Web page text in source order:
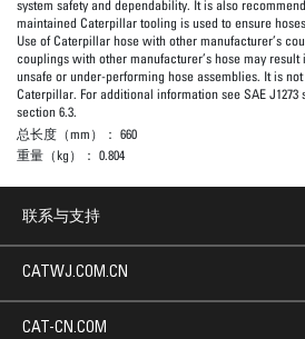
system safety and dependability. It is also
maintained Caterpillar tooling is used to ensure
Use of Caterpillar hose with other manufacturer’s
couplings with other manufacturer’s hose may
unsafe or under-performing hose assemblies. It is
Caterpillar. For additional information see SAE J1273
section 6.3.
总长度（mm）： 660
重量（kg）： 0.804
联系与支持
CATWJ.COM.CN
CAT-CN.COM